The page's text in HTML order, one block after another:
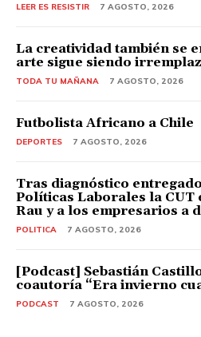
LEER ES RESISTIR 7 AGOSTO, 2026
La creatividad también se
arte sigue siendo
TODA TU MAÑANA 7 AGOSTO, 2026
Futbolista Africano a Chile
DEPORTES 7 AGOSTO, 2026
Tras diagnóstico
Políticas Laborales la CUT
Rau y a los empresarios a
POLITICA 7 AGOSTO, 2026
[Podcast] Sebastián
coautoría “Era invierno
PODCAST 7 AGOSTO, 2026